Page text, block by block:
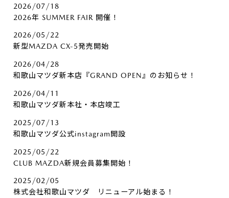
2026/07/18
2026年 SUMMER FAIR 開催！
2026/05/22
新型MAZDA CX-5発売開始
2026/04/28
和歌山マツダ新本店『GRAND OPEN』のお知らせ！
2026/04/11
和歌山マツダ新本社・本店竣工
2025/07/13
和歌山マツダ公式instagram開設
2025/05/22
CLUB MAZDA新規会員募集開始！
2025/02/05
株式会社和歌山マツダ リニューアル始まる！